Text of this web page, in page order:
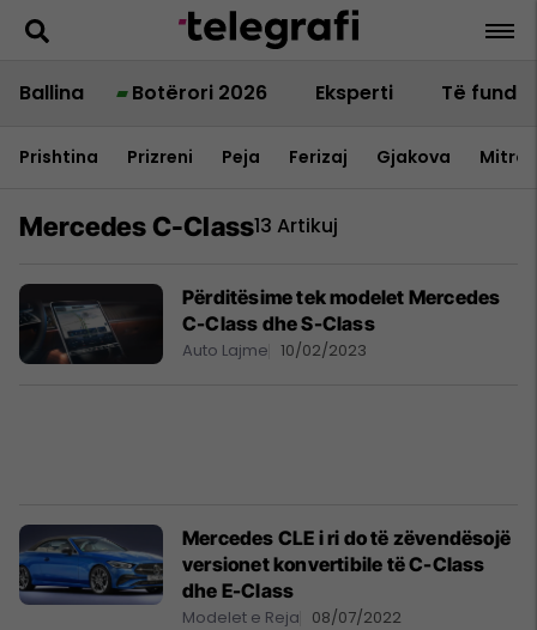
Ballina Botërori 2026 Eksperti Të fundit
Prishtina Prizreni Peja Ferizaj Gjakova
Mercedes C-Class13 Artikuj
Përditësime tek modelet Mercedes
C-Class dhe S-Class
Auto Lajme 10/02/2023
Mercedes CLE i ri do të zëvendësojë
versionet konvertibile të C-Class
dhe E-Class
Modelet e Reja 08/07/2022